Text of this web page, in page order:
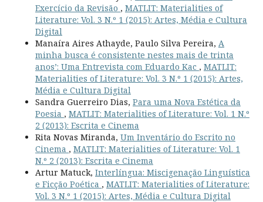
Exercício da Revisão , MATLIT: Materialities of
Literature: Vol. 3 N.º 1 (2015): Artes, Média e Cultura
Digital
Manaíra Aires Athayde, Paulo Silva Pereira, A
minha busca é consistente nestes mais de trinta
anos’: Uma Entrevista com Eduardo Kac , MATLIT:
Materialities of Literature: Vol. 3 N.º 1 (2015): Artes,
Média e Cultura Digital
Sandra Guerreiro Dias, Para uma Nova Estética da
Poesia , MATLIT: Materialities of Literature: Vol. 1 N.º
2 (2013): Escrita e Cinema
Rita Novas Miranda, Um Inventário do Escrito no
Cinema , MATLIT: Materialities of Literature: Vol. 1
N.º 2 (2013): Escrita e Cinema
Artur Matuck, Interlíngua: Miscigenação Linguística
e Ficção Poética , MATLIT: Materialities of Literature:
Vol. 3 N.º 1 (2015): Artes, Média e Cultura Digital